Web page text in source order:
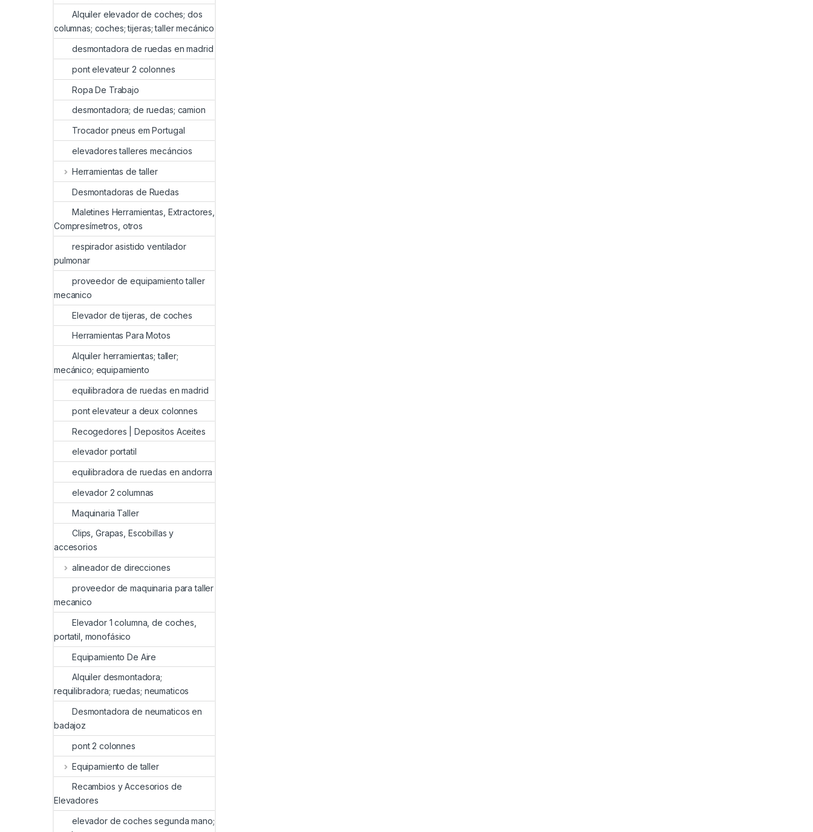
Alquiler elevador de coches; dos
columnas; coches; tijeras; taller mecánico
desmontadora de ruedas en madrid
pont elevateur 2 colonnes
Ropa De Trabajo
desmontadora; de ruedas; camion
Trocador pneus em Portugal
elevadores talleres mecáncios
Herramientas de taller
Desmontadoras de Ruedas
Maletines Herramientas, Extractores,
Compresímetros, otros
respirador asistido ventilador
pulmonar
proveedor de equipamiento taller
mecanico
Elevador de tijeras, de coches
Herramientas Para Motos
Alquiler herramientas; taller;
mecánico; equipamiento
equilibradora de ruedas en madrid
pont elevateur a deux colonnes
Recogedores | Depositos Aceites
elevador portatil
equilibradora de ruedas en andorra
elevador 2 columnas
Maquinaria Taller
Clips, Grapas, Escobillas y
accesorios
alineador de direcciones
proveedor de maquinaria para taller
mecanico
Elevador 1 columna, de coches,
portatil, monofásico
Equipamiento De Aire
Alquiler desmontadora;
requilibradora; ruedas; neumaticos
Desmontadora de neumaticos en
badajoz
pont 2 colonnes
Equipamiento de taller
Recambios y Accesorios de
Elevadores
elevador de coches segunda mano;